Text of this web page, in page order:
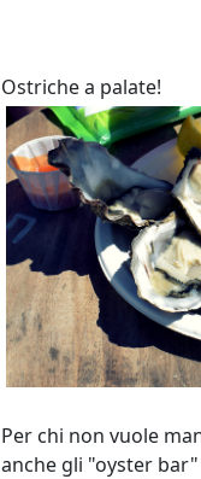
Ostriche a palate!
Per chi non vuole
anche gli "oyster bar"